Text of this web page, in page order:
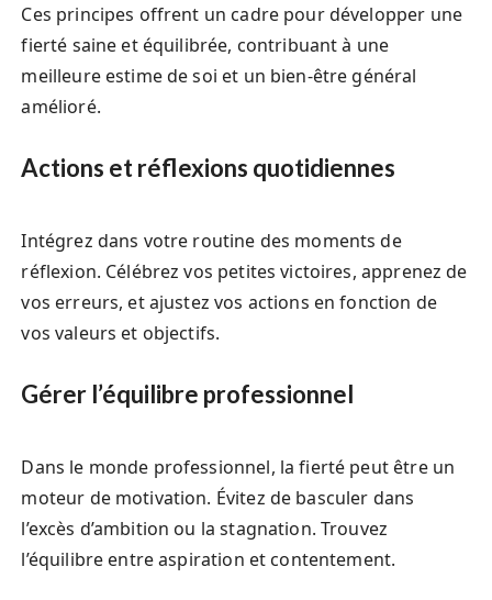
Ces principes offrent un cadre pour développer une
fierté saine et équilibrée, contribuant à une
meilleure estime de soi et un bien-être général
amélioré.
Actions et réflexions quotidiennes
Intégrez dans votre routine des moments de
réflexion. Célébrez vos petites victoires, apprenez de
vos erreurs, et ajustez vos actions en fonction de
vos valeurs et objectifs.
Gérer l’équilibre professionnel
Dans le monde professionnel, la fierté peut être un
moteur de motivation. Évitez de basculer dans
l’excès d’ambition ou la stagnation. Trouvez
l’équilibre entre aspiration et contentement.